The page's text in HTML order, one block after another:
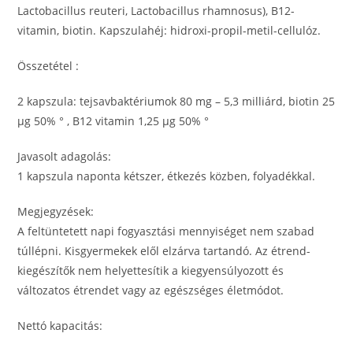
Lactobacillus reuteri, Lactobacillus rhamnosus), B12-
vitamin, biotin. Kapszulahéj: hidroxi-propil-metil-cellulóz.
Összetétel :
2 kapszula: tejsavbaktériumok 80 mg – 5,3 milliárd, biotin 25
µg 50% ° , B12 vitamin 1,25 µg 50% °
Javasolt adagolás:
1 kapszula naponta kétszer, étkezés közben, folyadékkal.
Megjegyzések:
A feltüntetett napi fogyasztási mennyiséget nem szabad
túllépni. Kisgyermekek elől elzárva tartandó. Az étrend-
kiegészítők nem helyettesítik a kiegyensúlyozott és
változatos étrendet vagy az egészséges életmódot.
Nettó kapacitás: